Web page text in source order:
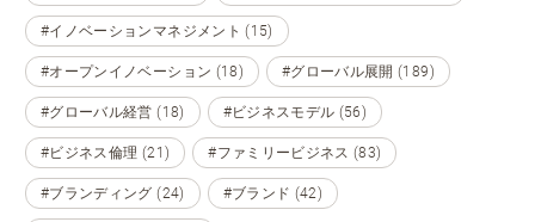
#イノベーションマネジメント (15)
#オープンイノベーション (18) #グローバル展開 (189)
#グローバル経営 (18) #ビジネスモデル (56)
#ビジネス倫理 (21) #ファミリービジネス (83)
#ブランディング (24) #ブランド (42)